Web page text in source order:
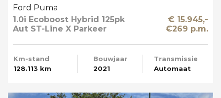
Ford Puma
1.0i Ecoboost Hybrid 125pk
Aut ST-Line X Parkeer
€ 15.945,-
€269 p.m.
Km-stand
128.113 km
Bouwjaar
2021
Transmissie
Automaat